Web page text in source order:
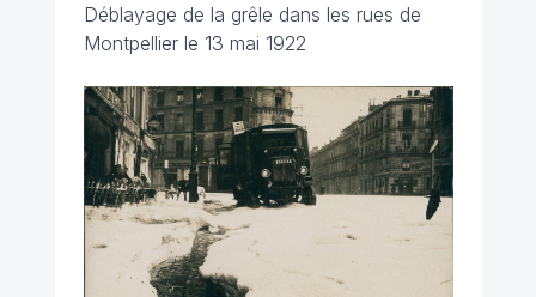
Déblayage de la grêle dans les rues de
Montpellier le 13 mai 1922